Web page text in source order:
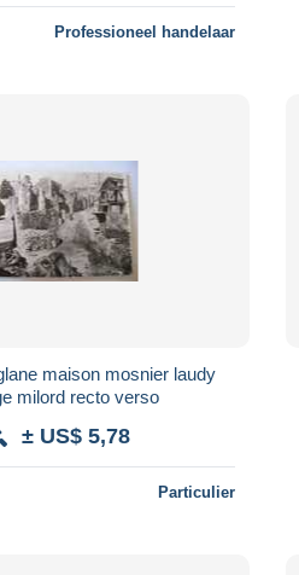
Professioneel handelaar
maison mosnier laudy
milord recto verso
± US$ 5,78
Particulier